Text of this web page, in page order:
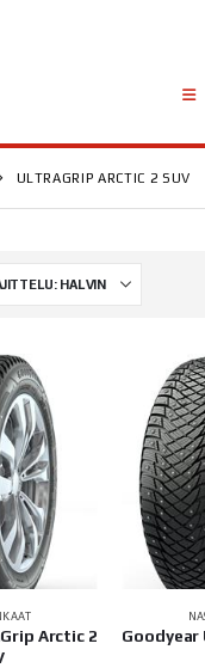
ULTRAGRIP ARCTIC 2 SUV
Arctic 2
Goodyear